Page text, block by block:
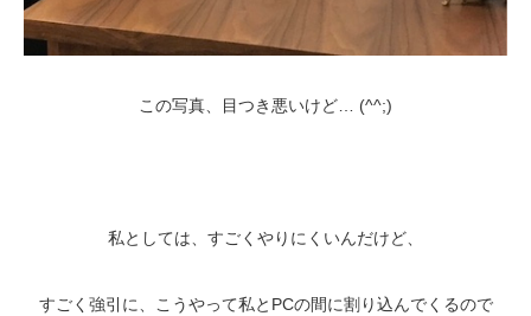
この写真、目つき悪いけど… (^^;)
私としては、すごくやりにくいんだけど、
すごく強引に、こうやって私とPCの間に割り込んでくるので